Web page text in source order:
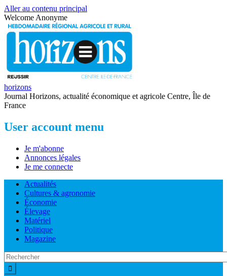
Aller au contenu principal
Welcome Anonyme
horizons
Journal Horizons, actualité économique et agricole Centre, Île de
France
User account menu
Je m'abonne
Annonces légales
Je me connecte
Actualités
Cultures & agronomie
Économie
Élevage
Matériel
Politique
Magazine